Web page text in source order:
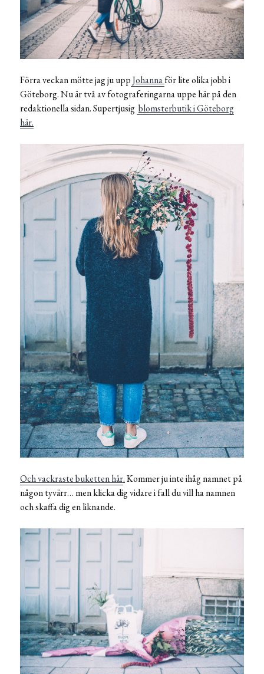
Förra veckan mötte jag ju uppJohannaför lite olika jobb i
Göteborg. Nu är två av fotograferingarna uppe här på den
redaktionella sidan. Supertjusig blomsterbutik i Göteborg
här.
Och vackraste buketten här.Kommer ju inte ihåg namnet på
någon tyvärr… men klicka dig vidare i fall du vill ha namnen
och skaffa dig en liknande.